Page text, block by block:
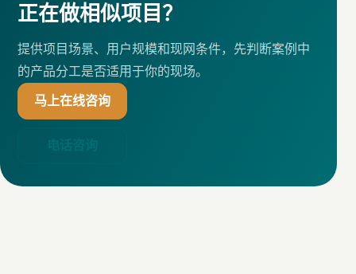
正在做相似项目？
提供项目场景、用户规模和现网条件，先判断案例中
的产品分工是否适用于你的现场。
马上在线咨询